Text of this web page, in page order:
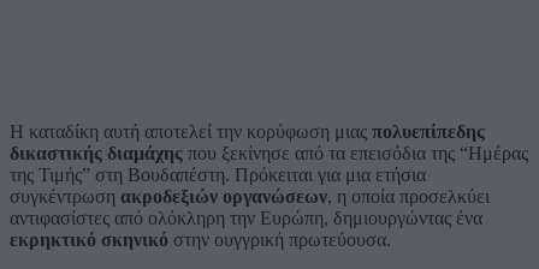
Η καταδίκη αυτή αποτελεί την κορύφωση μιας πολυεπίπεδης
δικαστικής διαμάχης που ξεκίνησε από τα επεισόδια της “Ημέρας
της Τιμής” στη Βουδαπέστη. Πρόκειται για μια ετήσια
συγκέντρωση ακροδεξιών οργανώσεων, η οποία προσελκύει
αντιφασίστες από ολόκληρη την Ευρώπη, δημιουργώντας ένα
εκρηκτικό σκηνικό στην ουγγρική πρωτεύουσα.